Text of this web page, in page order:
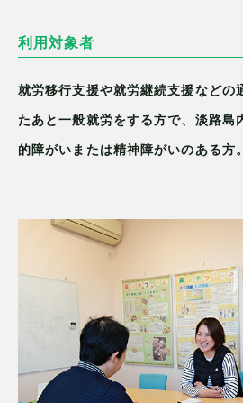
利用対象者
就労移行支援や就労継続支援などの
たあと一般就労をする方で、淡路島
的障がいまたは精神障がいのある方。